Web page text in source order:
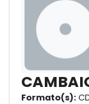
Formato(s):